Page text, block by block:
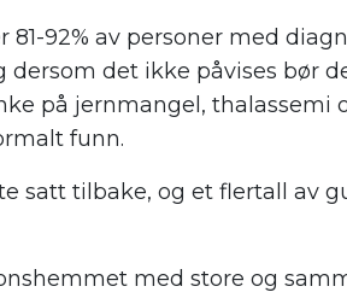
92% av personer med
dersom det ikke påvises bør
på jernmangel, thalassemi
funn.
satt tilbake, og et flertall av
med store og